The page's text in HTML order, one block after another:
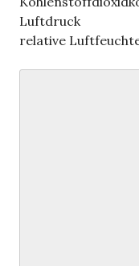
Luftdruck
relative